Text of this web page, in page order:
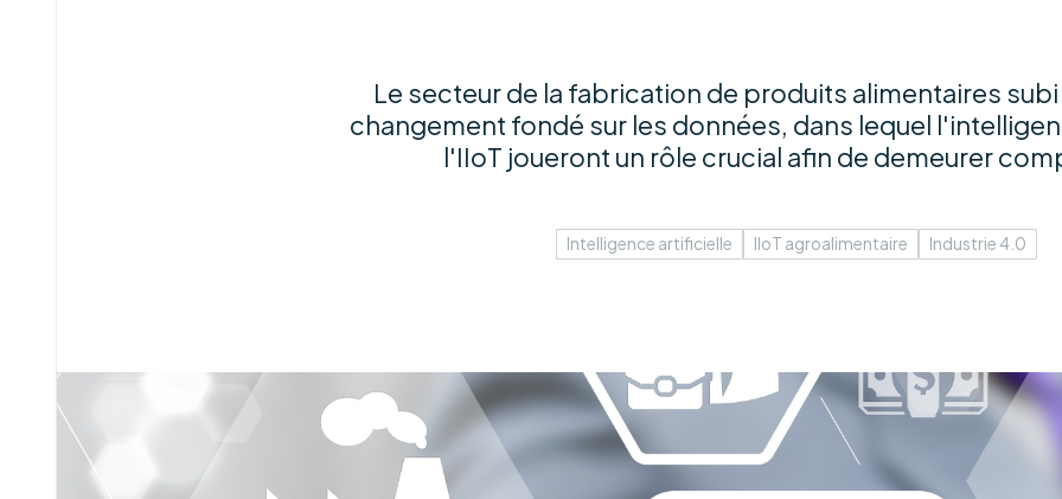
Le secteur de la fabrication de produits alimentaires
changement fondé sur les données, dans lequel
l'IIoT joueront un rôle crucial afin de demeurer
Intelligence artificielle IIoT agroalimentaire Industrie 4.0